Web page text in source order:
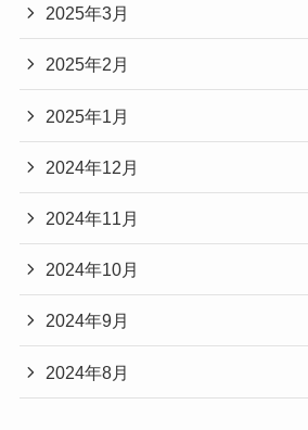
2025年3月
2025年2月
2025年1月
2024年12月
2024年11月
2024年10月
2024年9月
2024年8月